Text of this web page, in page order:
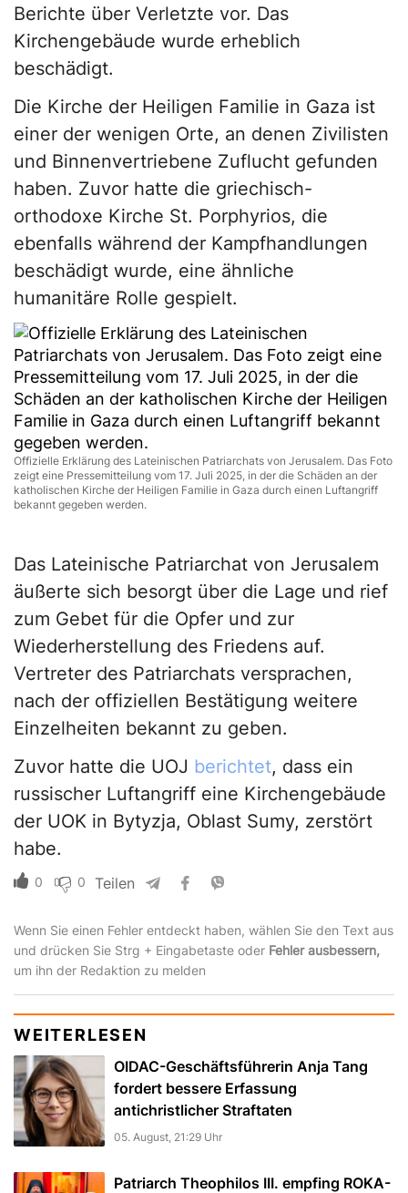
Berichte über Verletzte vor. Das
Kirchengebäude wurde erheblich
beschädigt.
Die Kirche der Heiligen Familie in Gaza ist
einer der wenigen Orte, an denen Zivilisten
und Binnenvertriebene Zuflucht gefunden
haben. Zuvor hatte die griechisch-
orthodoxe Kirche St. Porphyrios, die
ebenfalls während der Kampfhandlungen
beschädigt wurde, eine ähnliche
humanitäre Rolle gespielt.
Offizielle Erklärung des Lateinischen Patriarchats von Jerusalem. Das Foto
zeigt eine Pressemitteilung vom 17. Juli 2025, in der die Schäden an der
katholischen Kirche der Heiligen Familie in Gaza durch einen Luftangriff
bekannt gegeben werden.
Das Lateinische Patriarchat von Jerusalem
äußerte sich besorgt über die Lage und rief
zum Gebet für die Opfer und zur
Wiederherstellung des Friedens auf.
Vertreter des Patriarchats versprachen,
nach der offiziellen Bestätigung weitere
Einzelheiten bekannt zu geben.
Zuvor hatte die UOJ berichtet, dass ein
russischer Luftangriff eine Kirchengebäude
der UOK in Bytyzja, Oblast Sumy, zerstört
habe.
0 0 Teilen
Wenn Sie einen Fehler entdeckt haben, wählen Sie den Text aus
und drücken Sie Strg + Eingabetaste oder Fehler ausbessern,
um ihn der Redaktion zu melden
WEITERLESEN
OIDAC-Geschäftsführerin Anja Tang
fordert bessere Erfassung
antichristlicher Straftaten
05. August, 21:29 Uhr
Patriarch Theophilos III. empfing ROKA-